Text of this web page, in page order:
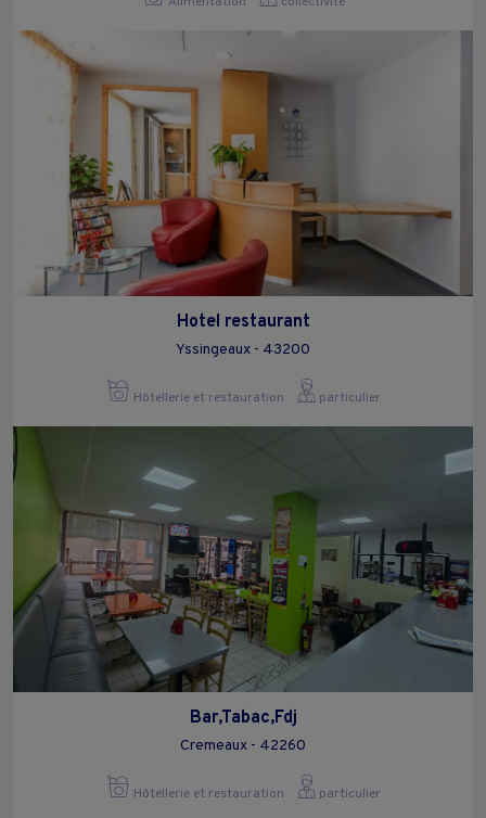
Hotel restaurant
Yssingeaux - 43200
Hôtellerie et restauration particulier
Bar,Tabac,Fdj
Cremeaux - 42260
Hôtellerie et restauration particulier